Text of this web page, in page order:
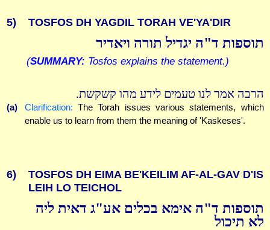
5) TOSFOS DH YAGDIL TORAH VE'YA'DIR
תוספות ד"ה יגדיל תורה ויאדיר
(SUMMARY: Tosfos explains the statement.)
הרבה אמר לנו טעמים לידע מהו קשקשת.
(a) Clarification: The Torah issues various statements, which
enable us to learn from them the meaning of 'Kaskeses'.
6)
TOSFOS DH EIMA BE'KEILIM AF-AL-GAV D'IS
LEIH LO TEICHOL
תוספות ד"ה אימא בכלים אע"ג דאית ליה
לא תיכול